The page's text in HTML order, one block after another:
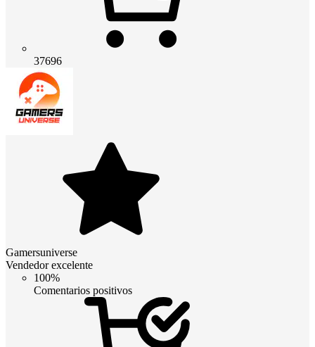
37696
Gamersuniverse
Vendedor excelente
100%
Comentarios positivos